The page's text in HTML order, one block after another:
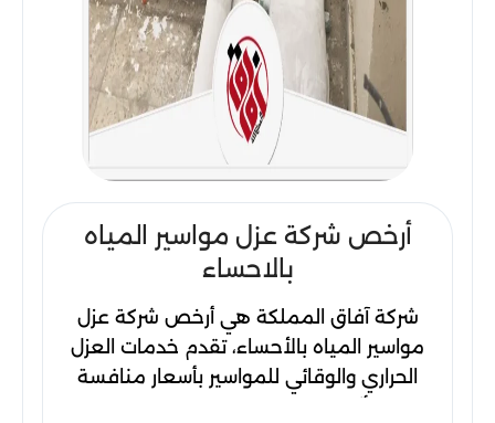
أرخص شركة عزل مواسير المياه
بالاحساء
شركة آفاق المملكة هي أرخص شركة عزل
مواسير المياه بالأحساء، تقدم خدمات العزل
الحراري والوقائي للمواسير بأسعار منافسة